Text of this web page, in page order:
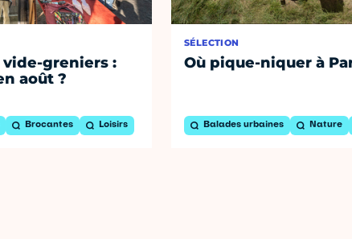
greniers :
août ?
Brocantes Loisirs
SÉLECTION
Où pique-niquer à
Balades urbaines Nature